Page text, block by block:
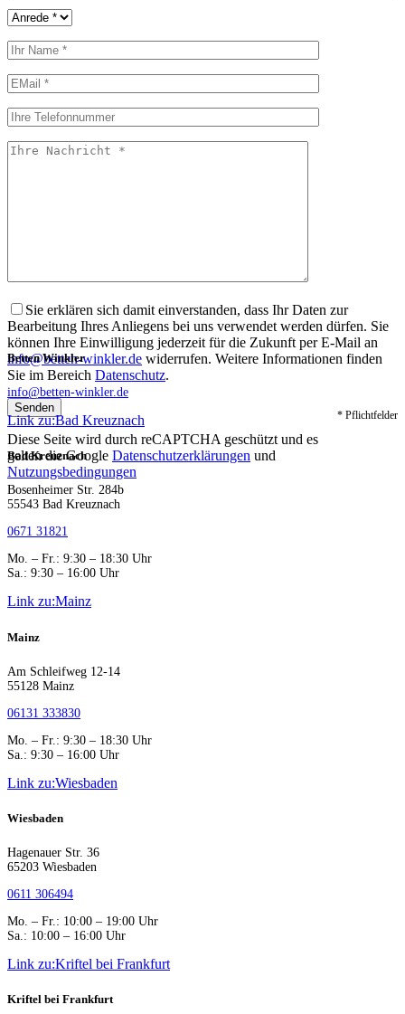
Sie erklären sich damit einverstanden, dass Ihr Daten zur
Bearbeitung Ihres Anliegens bei uns verwendet werden dürfen. Sie
können Ihre Einwilligung jederzeit für die Zukunft per E-Mail an
info@betten-winkler.de widerrufen. Weitere Informationen finden
Sie im Bereich Datenschutz.
* Pflichtfelder
Diese Seite wird durch reCAPTCHA geschützt und es
gelten die Google Datenschutzerklärungen und
Nutzungsbedingungen
Betten Winkler
info@betten-winkler.de
Link zu:Bad Kreuznach
Bad Kreuznach
Bosenheimer Str. 284b
55543 Bad Kreuznach
0671 31821
Mo. – Fr.: 9:30 – 18:30 Uhr
Sa.: 9:30 – 16:00 Uhr
Link zu:Mainz
Mainz
Am Schleifweg 12-14
55128 Mainz
06131 333830
Mo. – Fr.: 9:30 – 18:30 Uhr
Sa.: 9:30 – 16:00 Uhr
Link zu:Wiesbaden
Wiesbaden
Hagenauer Str. 36
65203 Wiesbaden
0611 306494
Mo. – Fr.: 10:00 – 19:00 Uhr
Sa.: 10:00 – 16:00 Uhr
Link zu:Kriftel bei Frankfurt
Kriftel bei Frankfurt